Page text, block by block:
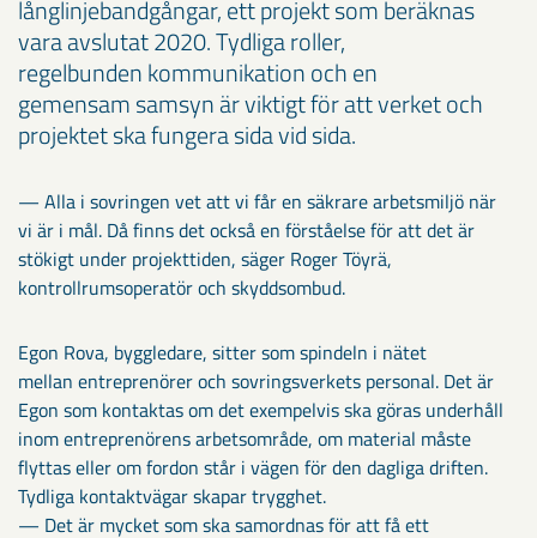
långlinjebandgångar, ett projekt som beräknas
vara avslutat 2020. Tydliga roller,
regelbunden kommunikation och en
gemensam samsyn är viktigt för att verket och
projektet ska fungera sida vid sida.
— Alla i sovringen vet att vi får en säkrare arbetsmiljö när
vi är i mål. Då finns det också en förståelse för att det är
stökigt under projekttiden, säger Roger Töyrä,
kontrollrumsoperatör och skyddsombud.
Egon Rova, byggledare, sitter som spindeln i nätet
mellan entreprenörer och sovringsverkets personal. Det är
Egon som kontaktas om det exempelvis ska göras underhåll
inom entreprenörens arbetsområde, om material måste
flyttas eller om fordon står i vägen för den dagliga driften.
Tydliga kontaktvägar skapar trygghet.
— Det är mycket som ska samordnas för att få ett